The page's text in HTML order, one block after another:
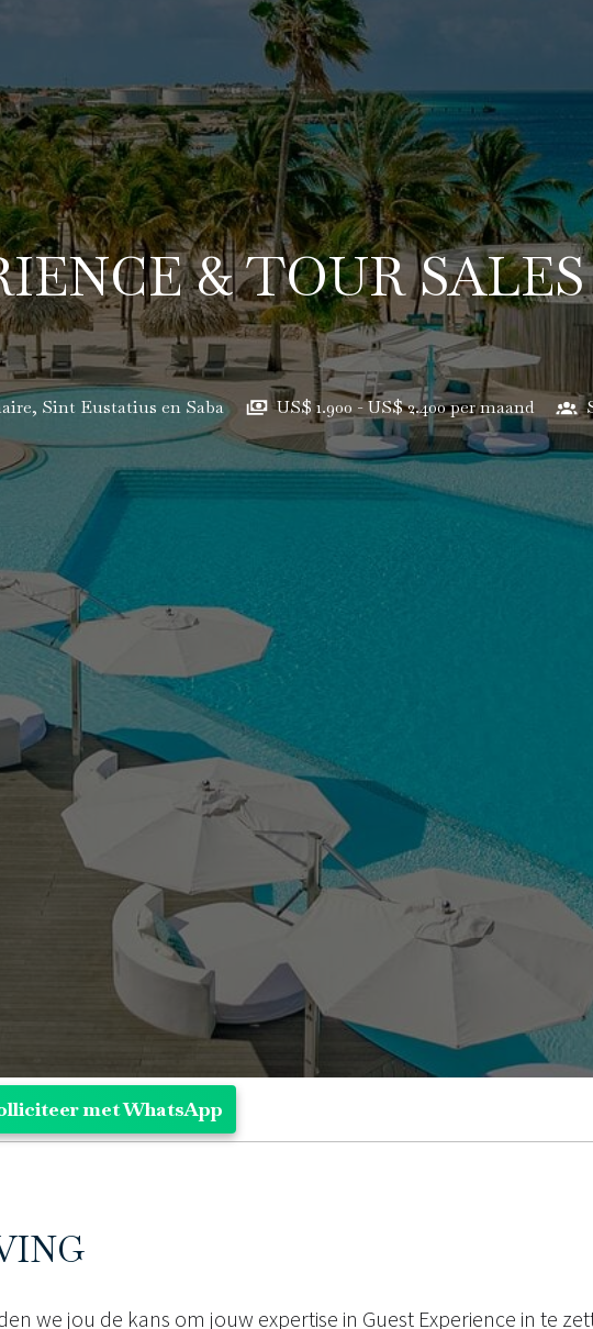
& TOUR SALES
Sint Eustatius en Saba US$ 1.900 - US$ 2.400 per maand
met WhatsApp
we jou de kans om jouw expertise in Guest Experience in te